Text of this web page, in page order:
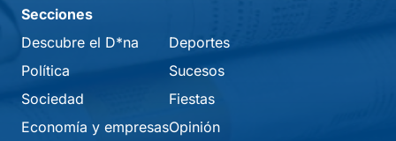
Secciones
Descubre el D*na
Política
Sociedad
Economía y empresas
Deportes
Sucesos
Fiestas
Opinión